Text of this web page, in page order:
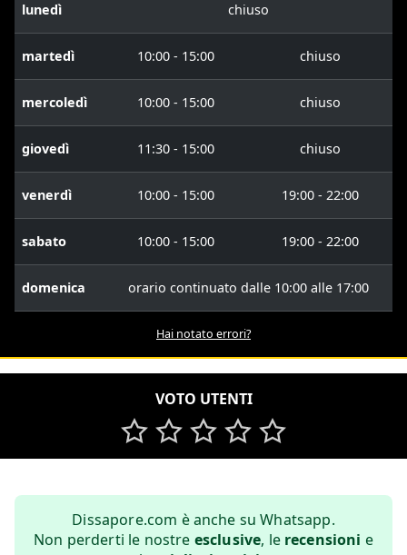
lunedì chiuso
martedì 10:00 - 15:00 chiuso
mercoledì 10:00 - 15:00 chiuso
giovedì 11:30 - 15:00 chiuso
venerdì 10:00 - 15:00 19:00 - 22:00
sabato 10:00 - 15:00 19:00 - 22:00
domenica orario continuato dalle 10:00 alle 17:00
Hai notato errori?
VOTO UTENTI
Dissapore.com è anche su Whatsapp.
Non perderti le nostre esclusive, le recensioni e